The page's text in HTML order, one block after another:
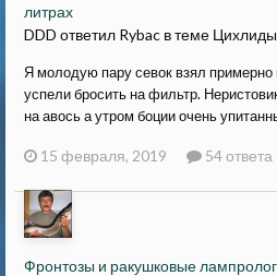
литрах
DDD ответил Rybac в теме
Я молодую пару севок взял примерно
успели бросить на фильтр.
на авось а утром боции очень
15 февраля, 2019 54 ответа
Фронтозы и ракушковые